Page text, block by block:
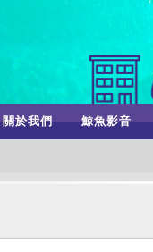
關於我們 鯨魚影音